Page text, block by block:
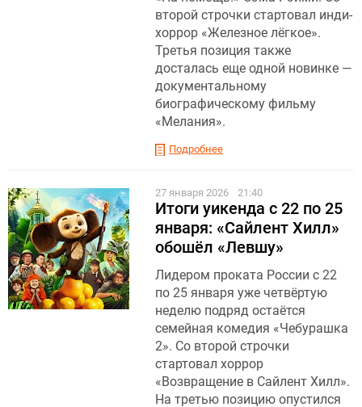
второй строчки стартовал инди-
хоррор «Железное лёгкое».
Третья позиция также
досталась еще одной новинке —
документальному
биографическому фильму
«Мелания».
Подробнее
27 января 2026 21:40
Итоги уикенда с 22 по 25
января: «Сайлент Хилл»
обошёл «Левшу»
Лидером проката России с 22
по 25 января уже четвёртую
неделю подряд остаётся
семейная комедия «Чебурашка
2». Со второй строчки
стартовал хоррор
«Возвращение в Сайлент Хилл».
На третью позицию опустился